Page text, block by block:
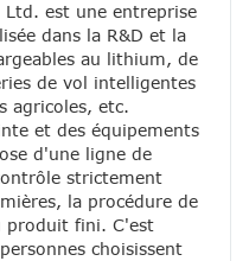
Ltd. est une entreprise
dans la R&D et la
au lithium, de
de vol intelligentes
agricoles, etc.
et des équipements
d'une ligne de
strictement
la procédure de
produit fini. C'est
choisissent